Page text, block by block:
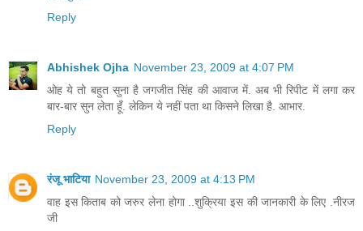
Reply
Abhishek Ojha November 23, 2009 at 4:07 PM
ओह ये तो बहुत सुना है जगजीत सिंह की आवाज में. अब भी रिपीट में लगा कर
बार-बार सुन लेता हूँ. लेकिन ये नहीं पता था किसने लिखा है. आभार.
Reply
रंजू भाटिया November 23, 2009 at 4:13 PM
वाह इस किताब को जरुर लेना होगा ..शुक्रिया इस की जानकारी के लिए .नीरज
जी